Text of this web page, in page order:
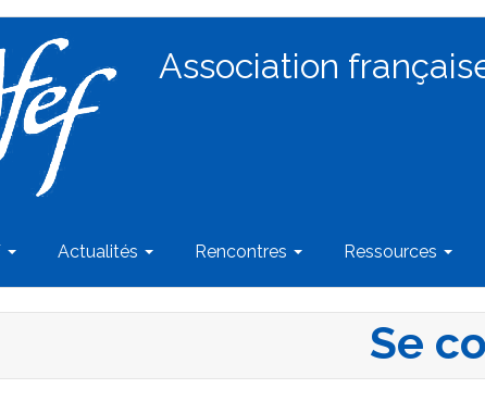
Association
Actualités Rencontres Ressources
Se